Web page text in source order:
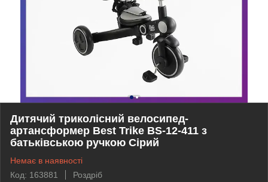
Дитячий триколісний велосипед-
артансформер Best Trike BS-12-411 з
батьківською ручкою Сірий
Немає в наявності
Код: 163881
Роздріб